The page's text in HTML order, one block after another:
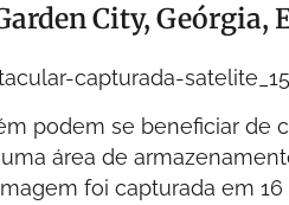
City, Geórgia,
podem se beneficiar de
área de
foi capturada em